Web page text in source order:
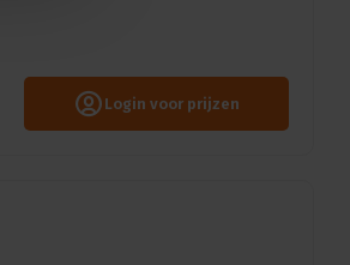
Login voor prijzen